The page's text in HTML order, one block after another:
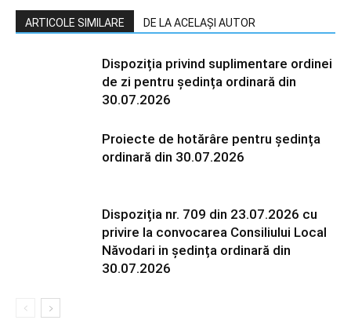
ARTICOLE SIMILARE DE LA ACELAȘI AUTOR
Dispoziția privind suplimentare ordinei
de zi pentru ședința ordinară din
30.07.2026
Proiecte de hotărâre pentru ședința
ordinară din 30.07.2026
Dispoziția nr. 709 din 23.07.2026 cu
privire la convocarea Consiliului Local
Năvodari in ședința ordinară din
30.07.2026